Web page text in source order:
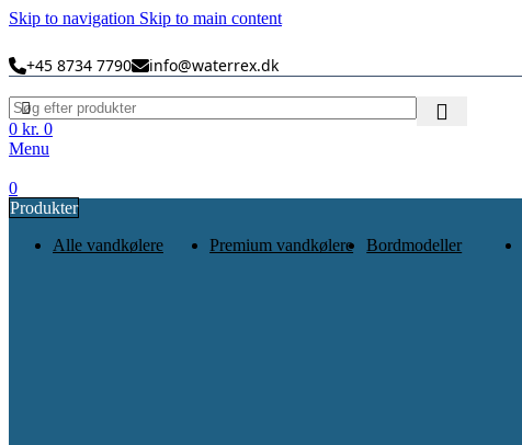
Skip to navigation Skip to main content
+45 8734 7790 info@waterrex.dk
0 kr. 0
Menu
0
Produkter
Alle vandkølere
Premium vandkølere Bordmodeller